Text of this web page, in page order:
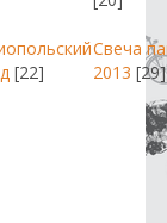
[22]
Свеча
2013 [29]